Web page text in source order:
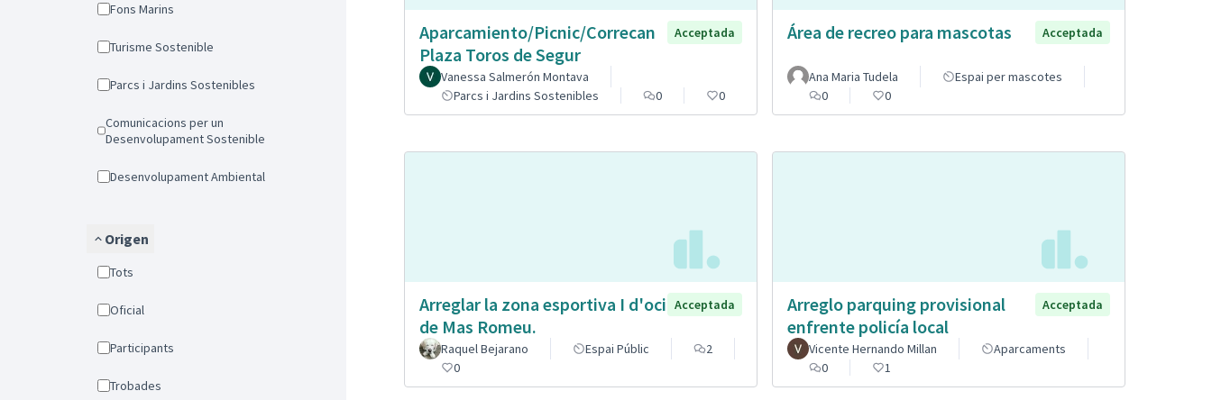
Fons Marins
Turisme Sostenible
Parcs i Jardins Sostenibles
Comunicacions per un
Desenvolupament Sostenible
Desenvolupament Ambiental
Origen
Tots
Oficial
Participants
Trobades
Aparcamiento/Picnic/Correcan
Plaza Toros de Segur
Acceptada
Vanessa Salmerón Montava
Parcs i Jardins Sostenibles
0 0
Área de recreo para mascotas Acceptada
Ana Maria Tudela
Espai per mascotes
0
0
Arreglar la zona esportiva I d'oci
de Mas Romeu.
Acceptada
Raquel Bejarano Espai Públic
2
0
Arreglo parquing provisional
enfrente policía local
Acceptada
Vicente Hernando Millan
Aparcaments
0
1